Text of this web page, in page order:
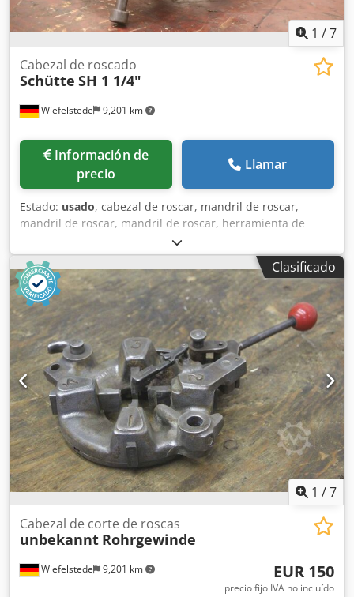
1 /7
Wiefelstede 9,201 km
Cabezal de roscado
Schütte SH 1 1/4"
Información de
precio
Llamar
Estado: usado, cabezal de roscar, mandril de roscar,
mandril de roscar, mandril de roscar, herramienta de
fresado, accesorio de roscar Fabricante: Alfred H. Schütte,
cabezal roscador de apertura automática -Tipo: SH 1 1/4 -
Macho: Ø 40 x 100 mm -Dimensión: 170/155/H225 mm -
Peso: 8,6 kg Cedpju S Tbuofx Ak Asrf
Clasificado
1 /7
Wiefelstede 9,201 km
Cabezal de corte de roscas
unbekannt Rohrgewinde
EUR 150
precio fijo IVA no incluído